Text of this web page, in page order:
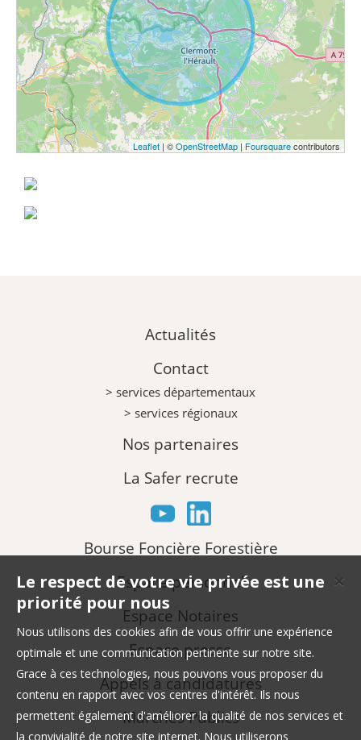
Leaflet | ©OpenStreetMap | Foursquarecontributors
Actualités
Contact
> services départementaux
> services régionaux
Nos partenaires
La Safer recrute
Bourse Foncière Forestière
Espace personnel
Espace Notaires
Espace presse
Appels à candidatures
Marchés Publics
✕
Le respect de votre vie privée est une
priorité pour nous
Nous utilisons des cookies afin de vous offrir une expérience
optimale et une communication pertinente sur notre site.
Grace à ces technologies, nous pouvons vous proposer du
contenu en rapport avec vos centres d'intérêt. Ils nous
permettent également d'améliorer la qualité de nos services et
la convivialité de notre site internet. Nous utiliserons